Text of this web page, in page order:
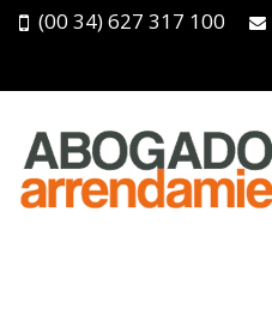
(00 34) 627 317 100